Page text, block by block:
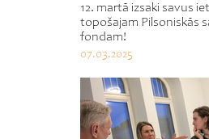
12. martā izsaki savus
topošajam Pilsoniskās
fondam!
07.03.2025